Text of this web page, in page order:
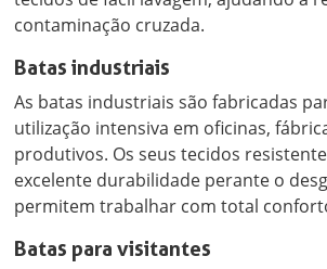
contaminação cruzada.
Batas industriais
As batas industriais são fabricadas
utilização intensiva em oficinas,
produtivos. Os seus tecidos
excelente durabilidade perante o
permitem trabalhar com total
Batas para visitantes